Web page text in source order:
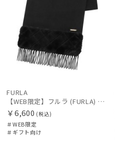
FURLA
【WEB限定】フルラ (FURLA) 無地×キルト風 ウールマフラー ロゴプレート付き ギフト プレゼント
￥6,600 (税込)
＃WEB限定
＃ギフト向け